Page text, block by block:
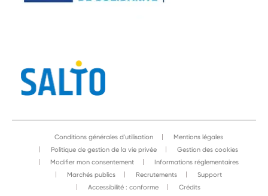
Conditions générales d'utilisation
Mentions légales
Politique de gestion de la vie privée
Gestion des cookies
Modifier mon consentement
Informations réglementaires
Marchés publics
Recrutements
Support
Accessibilité : conforme
Crédits